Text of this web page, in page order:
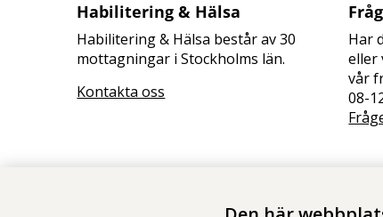
Habilitering & Hälsa
Habilitering & Hälsa består av 30
mottagningar i Stockholms län.
Kontakta oss
Har
eller
vår
08-